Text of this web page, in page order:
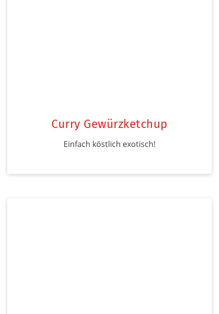
Curry Gewürzketchup
Einfach köstlich exotisch!